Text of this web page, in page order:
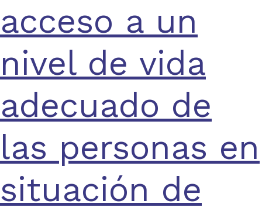
acceso a un
nivel de vida
adecuado de
las personas en
situación de